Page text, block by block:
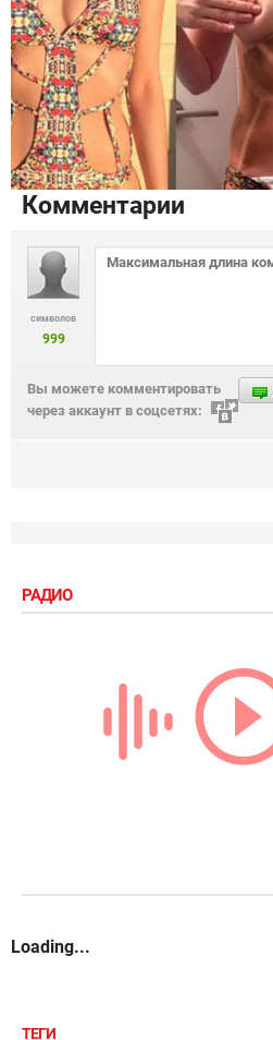
Комментарии
символов
999
Вы можете комментировать
через аккаунт в соцсетях:
РАДИО
Loading...
ТЕГИ